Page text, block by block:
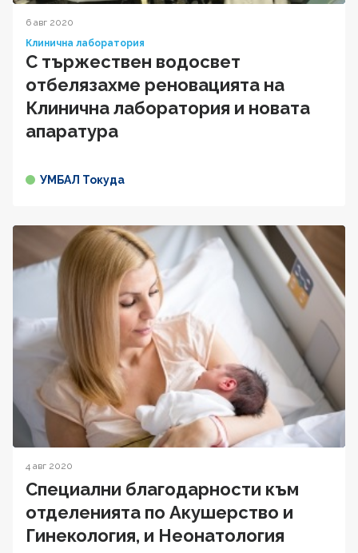
6 авг 2020
Клинична лаборатория
С тържествен водосвет
отбелязахме реновацията на
Клинична лаборатория и новата
апаратура
УМБАЛ Токуда
4 авг 2020
Специални благодарности към
отделенията по Акушерство и
Гинекология, и Неонатология